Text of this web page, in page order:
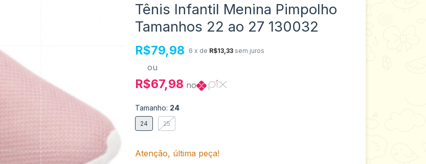
Tênis Infantil Menina Pimpolho
Tamanhos 22 ao 27 130032
R$79,98 6 x de R$13,33 sem juros
ou
R$67,98 no
Tamanho: 24
24 25
Atenção, última peça!